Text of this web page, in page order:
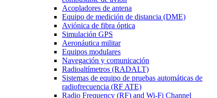
Acopladores de antena
Equipo de medición de distancia (DME)
Aviónica de fibra óptica
Simulación GPS
Aeronáutica militar
Equipos modulares
Navegación y comunicación
Radioaltímetros (RADALT)
Sistemas de equipo de pruebas automáticas de
radiofrecuencia (RF ATE)
Radio Frequency (RF) and Wi-Fi Channel